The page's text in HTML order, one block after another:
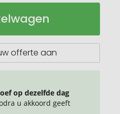
offerte aan
op dezelfde dag
u akkoord geeft